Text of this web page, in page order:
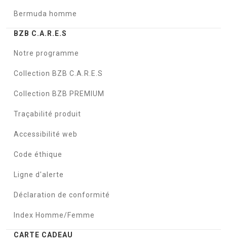
Bermuda homme
BZB C.A.R.E.S
Notre programme
Collection BZB C.A.R.E.S
Collection BZB PREMIUM
Traçabilité produit
Accessibilité web
Code éthique
Ligne d'alerte
Déclaration de conformité
Index Homme/Femme
CARTE CADEAU